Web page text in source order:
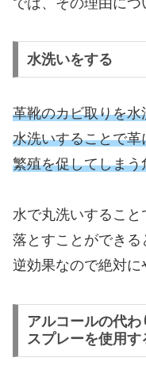
水洗いをする
革靴のカビ取りを
水洗いすることで
繁殖を促してしま
水で丸洗いするこ
落とすことができ
逆効果なので絶対に
アルコールの代
スプレーを使用す